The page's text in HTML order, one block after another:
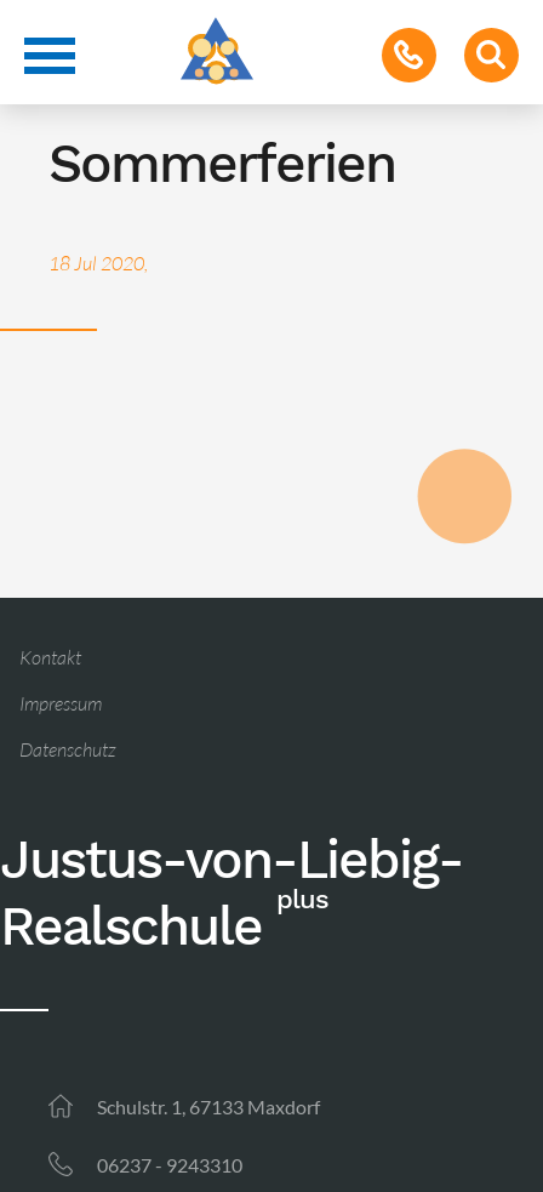
Ferien
Sommerferien
18 Jul 2020,
Kontakt
Impressum
Datenschutz
Justus-von-Liebig-
Realschule plus
Schulstr. 1, 67133 Maxdorf
06237 - 9243310